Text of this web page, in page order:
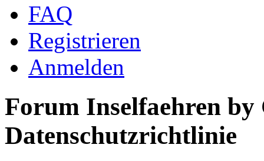
FAQ
Registrieren
Anmelden
Forum Inselfaehren by
Datenschutzrichtlinie